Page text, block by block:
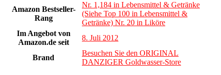
Amazon Bestseller-
Rang
Nr. 1,184 in Lebensmittel & Getränke
(Siehe Top 100 in Lebensmittel &
Getränke) Nr. 20 in Liköre
Im Angebot von
Amazon.de seit
8. Juli 2012
Brand
Besuchen Sie den ORIGINAL
DANZIGER Goldwasser-Store